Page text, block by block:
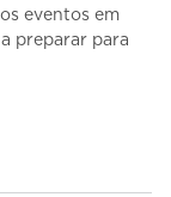
eventos em
preparar para